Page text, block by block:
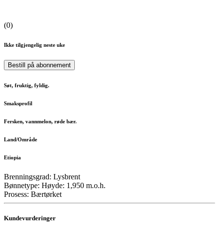
(0)
Ikke tilgjengelig neste uke
Bestill på abonnement
Søt, fruktig, fyldig.
Smaksprofil
Fersken, vannmelon, røde bær.
Land/Område
Etiopia
Brenningsgrad: Lysbrent
Bønnetype: Høyde: 1,950 m.o.h.
Prosess: Bærtørket
Kundevurderinger